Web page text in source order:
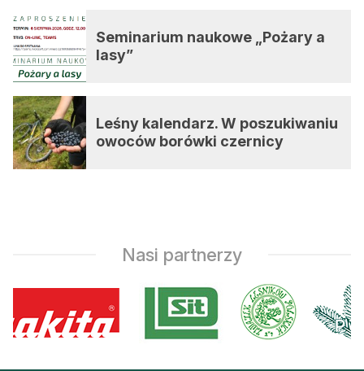
Seminarium naukowe „Pożary a
lasy”
Leśny kalendarz. W poszukiwaniu
owoców borówki czernicy
Nasi partnerzy